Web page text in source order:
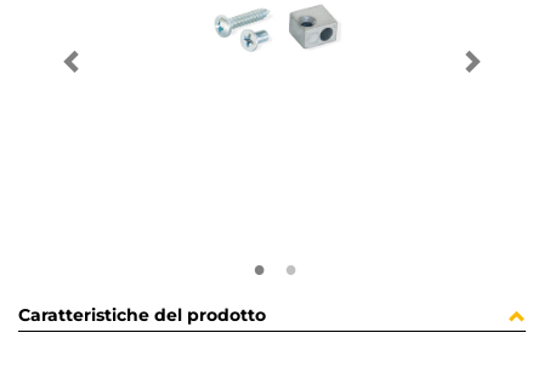
Caratteristiche del prodotto